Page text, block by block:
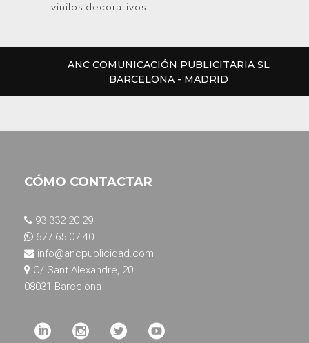
vinilos decorativos
ANC COMUNICACIÓN PUBLICITARIA SL
BARCELONA - MADRID
CÓMO CONTACTAR
93 332 20 29
677 65 07 40
info@ancpublicidad.com
C/ Sant Alexandre, 20
08031 Barcelona